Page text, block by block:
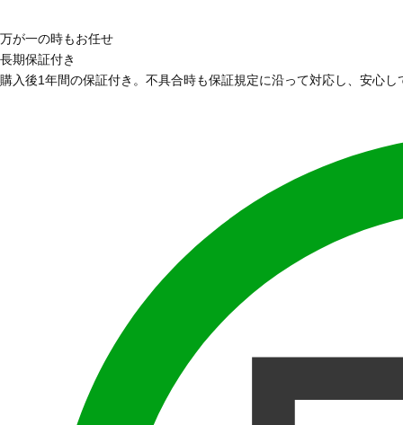
万が一の時もお任せ
長期保証付き
購入後1年間の保証付き。不具合時も保証規定に沿って対応し、安心